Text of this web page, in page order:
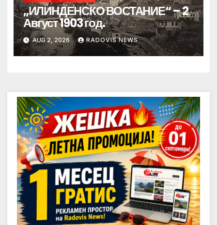
„ИЛИНДЕНСКО ВОСТАНИЕ“ – 2
Август 1903 год.
AUG 2, 2026 RADOVIS NEWS